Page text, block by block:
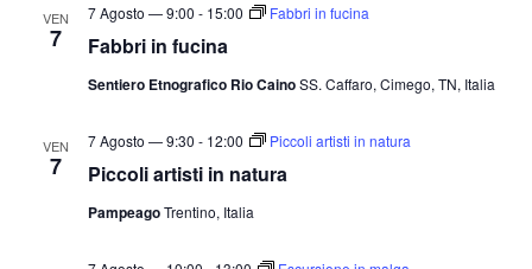
VEN
7 Fabbri in fucina
7 Agosto — 9:00 - 15:00 Fabbri in fucina
Sentiero Etnografico Rio CainoSS. Caffaro, Cimego, TN, Italia
VEN
7 Piccoli artisti in natura
7 Agosto — 9:30 - 12:00 Piccoli artisti in natura
PampeagoTrentino, Italia